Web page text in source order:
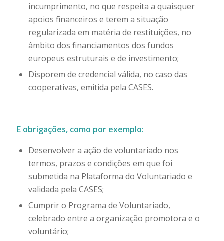
incumprimento, no que respeita a quaisquer
apoios financeiros e terem a situação
regularizada em matéria de restituições, no
âmbito dos financiamentos dos fundos
europeus estruturais e de investimento;
Disporem de credencial válida, no caso das
cooperativas, emitida pela CASES.
E obrigações, como por exemplo:
Desenvolver a ação de voluntariado nos
termos, prazos e condições em que foi
submetida na Plataforma do Voluntariado e
validada pela CASES;
Cumprir o Programa de Voluntariado,
celebrado entre a organização promotora e o
voluntário;